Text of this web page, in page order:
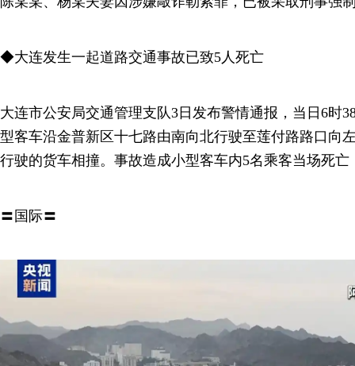
◆大连发生一起道路交通事故已致5人死亡
大连市公安局交通管理支队3日发布警情通报，当日6时
型客车沿金普新区十七路由南向北行驶至莲付路路口向
行驶的货车相撞。事故造成小型客车内5名乘客当场死
〓国际〓